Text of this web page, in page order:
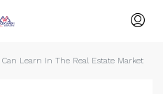
Learn In The Real Estate Market